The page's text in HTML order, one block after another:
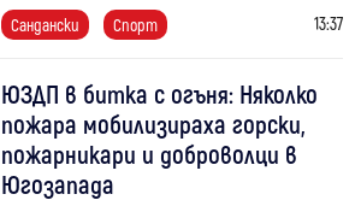
Сандански Спорт 13:37
ЮЗДП в битка с огъня: Няколко
пожара мобилизираха горски,
пожарникари и доброволци в
Югозапада